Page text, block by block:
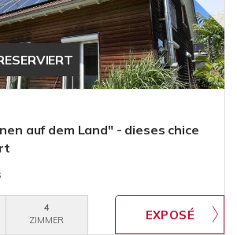
auf dem Land" - dieses chice
4
ZIMMER